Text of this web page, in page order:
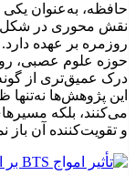
حافظه، به‌عنوان یکی
نقش محوری در
روزمره بر عهده
حوزه علوم عصبی،
درک عمیق‌تری از
این پژوهش‌ها
می‌کنند، بلکه
و تقویت‌کننده آن باز